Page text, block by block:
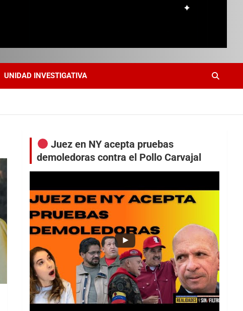
UNIDAD INVESTIGATIVA
Juez en NY acepta pruebas
demoledoras contra el Pollo Carvajal